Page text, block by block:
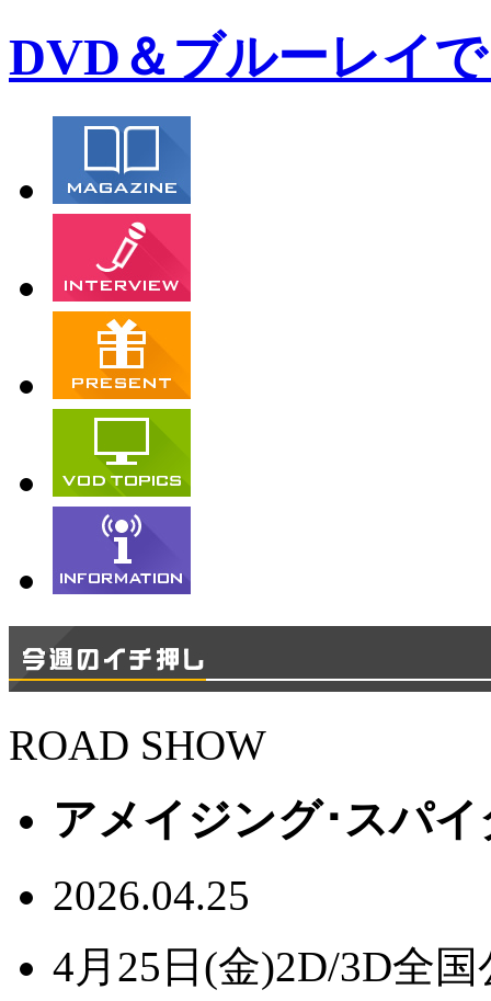
DVD＆ブルーレイ
ROAD SHOW
アメイジング･スパ
2026.04.25
4月25日(金)2D/3D全国